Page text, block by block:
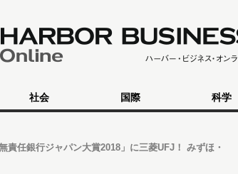
社会 国際 科学
責任銀行ジャパン大賞2018」に三菱UFJ！ みずほ・